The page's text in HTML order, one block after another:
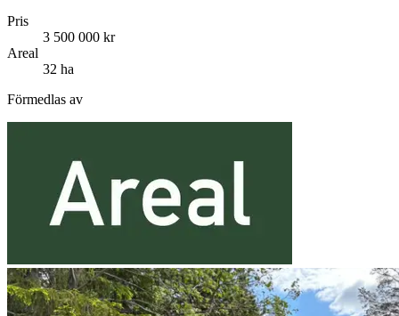
Pris
3 500 000 kr
Areal
32 ha
Förmedlas av